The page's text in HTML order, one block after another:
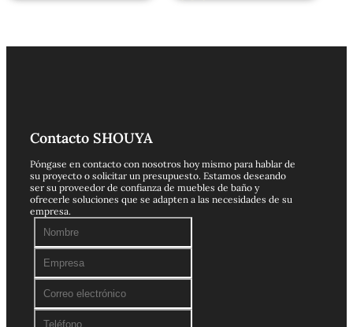
Contacto SHOUYA
Póngase en contacto con nosotros hoy mismo para hablar de
su proyecto o solicitar un presupuesto. Estamos deseando
ser su proveedor de confianza de muebles de baño y
ofrecerle soluciones que se adapten a las necesidades de su
empresa.